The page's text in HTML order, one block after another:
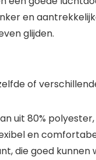
en
glijden.
of
uit 80%
en
die goed